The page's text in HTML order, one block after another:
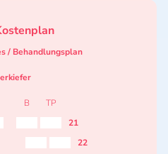
/ Behandlungsplan
B
TP
21
22